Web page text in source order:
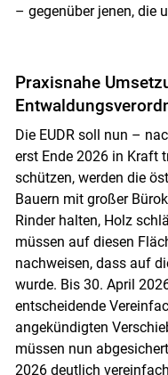
– gegenüber jenen, die
Praxisnahe
Die EUDR soll nun –
erst Ende 2026 in Kraft
schützen, werden die
Bauern mit großer
Rinder halten, Holz
müssen auf diesen
nachweisen, dass auf
wurde. Bis 30. April
entscheidende
angekündigten
müssen nun
2026 deutlich